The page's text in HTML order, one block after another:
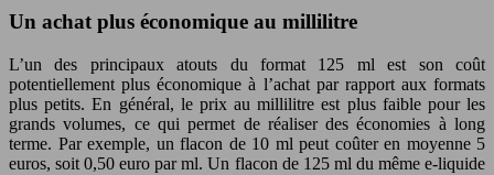
Un achat plus économique au millilitre
L’un des principaux atouts du format 125 ml est son coût
potentiellement plus économique à l’achat par rapport aux formats
plus petits. En général, le prix au millilitre est plus faible pour les
grands volumes, ce qui permet de réaliser des économies à long
terme. Par exemple, un flacon de 10 ml peut coûter en moyenne 5
euros, soit 0,50 euro par ml. Un flacon de 125 ml du même e-liquide